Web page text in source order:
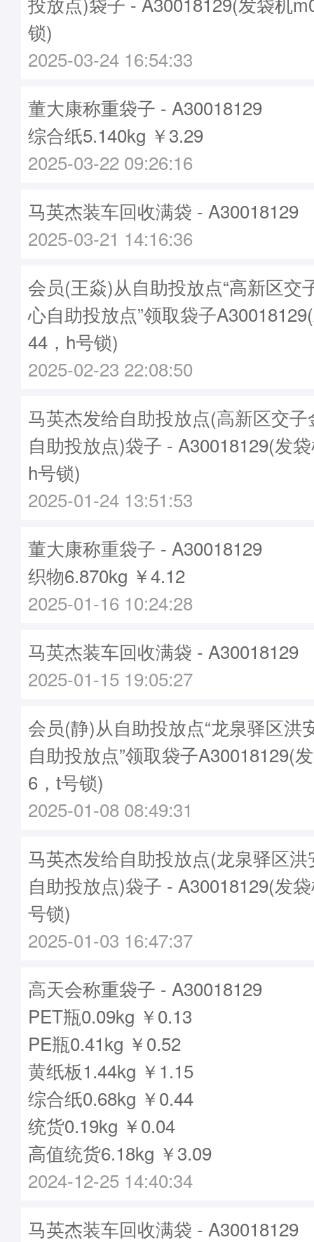
锁)
2025-03-24 16:54:33
董大康称重袋子 - A30018129
综合纸5.140kg ￥3.29
2025-03-22 09:26:16
马英杰装车回收满袋 - A30018129
2025-03-21 14:16:36
会员(王焱)从自助投放点“高新区交
心自助投放点”领取袋子
44，h号锁)
2025-02-23 22:08:50
马英杰发给自助投放点(高新区交
自助投放点)袋子 - A30018129(发
h号锁)
2025-01-24 13:51:53
董大康称重袋子 - A30018129
织物6.870kg ￥4.12
2025-01-16 10:24:28
马英杰装车回收满袋 - A30018129
2025-01-15 19:05:27
会员(静)从自助投放点“龙泉驿区洪
自助投放点”领取袋子A30018129(
6，t号锁)
2025-01-08 08:49:31
马英杰发给自助投放点(龙泉驿区
自助投放点)袋子 - A30018129(发
号锁)
2025-01-03 16:47:37
高天会称重袋子 - A30018129
PET瓶0.09kg ￥0.13
PE瓶0.41kg ￥0.52
黄纸板1.44kg ￥1.15
综合纸0.68kg ￥0.44
统货0.19kg ￥0.04
高值统货6.18kg ￥3.09
2024-12-25 14:40:34
马英杰装车回收满袋 - A30018129